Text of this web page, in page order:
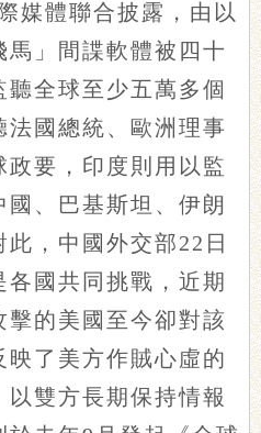
媒體聯合披露，由以
」間諜軟體被四十
全球至少五萬多個
國總統、歐洲理事
要，印度則用以監
、巴基斯坦、伊朗
，中國外交部22日
國共同挑戰，近期
的美國至今卻對該
了美方作賊心虛的
雙方長期保持情報